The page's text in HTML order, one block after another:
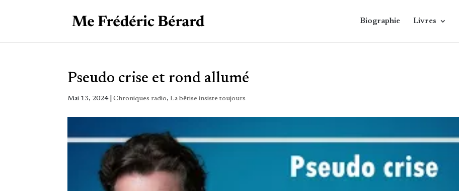
Biographie Livres
Pseudo crise et rond allumé
Mai 13, 2024|Chroniques radio,La bêtise insiste toujours